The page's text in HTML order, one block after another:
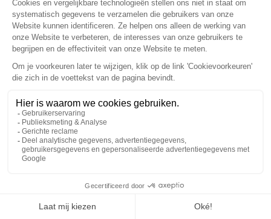
We Invest Real Estate BV
Maatschappelijke zetel: Gemeenteplein van Oudergem 8, 1160
Oudergem
onder het nummer 507.630
Toezichthoudende autoriteit
vastgoedmakelaars, Luxemburgstraat 16B, 1000 Brussel, Tel: 02
505 38 50, Fax: 02 503 42 23, E-mail: info@biv.be, Website:
www.biv.be -Deontologische code
Burgerrechtelijke beroepsaansprakelijkheid en Borgstelling nr.
730.390.160, gesloten door het BIV met AXA België